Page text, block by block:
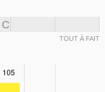
C
TOUT À FAIT